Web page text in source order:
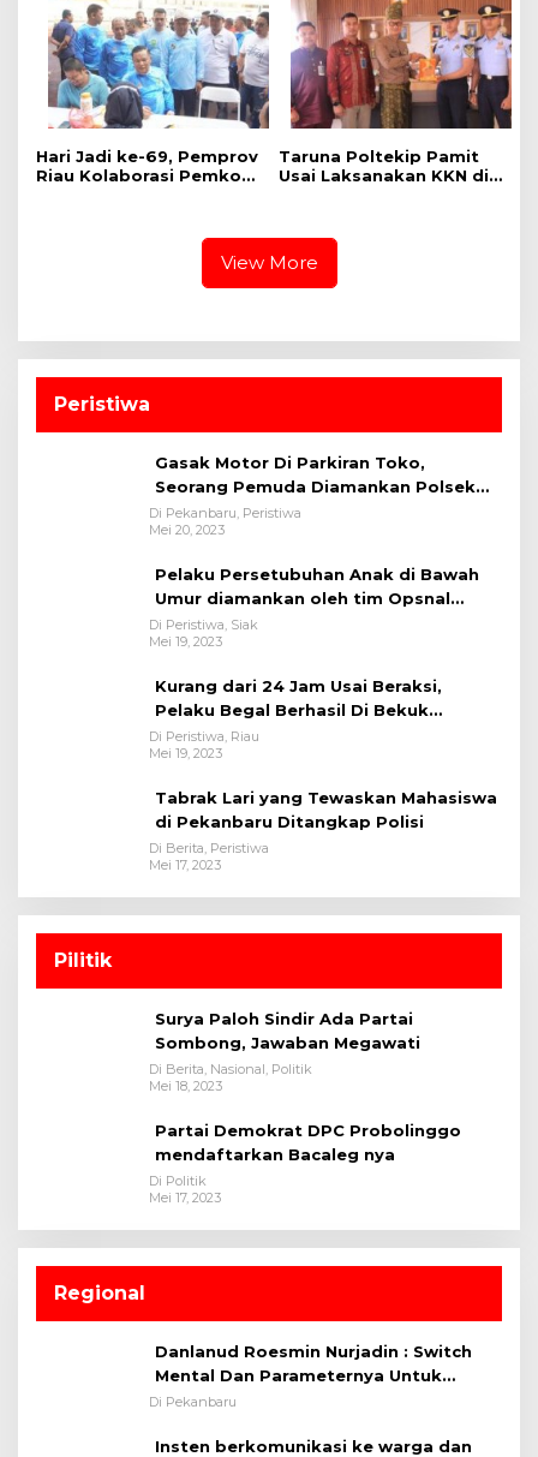
898/Pancalang Cakti
‎Hari Jadi ke-69, Pemprov
Riau Kolaborasi Pemkot
Taruna Poltekip Pamit
Usai Laksanakan KKN di
View More
Peristiwa
Gasak Motor Di Parkiran Toko,
Seorang Pemuda Diamankan Polsek
Bukit Raya
Di Pekanbaru, Peristiwa
Mei 20, 2023
Pelaku Persetubuhan Anak di Bawah
Umur diamankan oleh tim Opsnal
Polsek Tualang-Polres Siak-Polda Riau
Di Peristiwa, Siak
Mei 19, 2023
Kurang dari 24 Jam Usai Beraksi,
Pelaku Begal Berhasil Di Bekuk
Satreskrim Polres Kuansing
Di Peristiwa, Riau
Mei 19, 2023
Tabrak Lari yang Tewaskan Mahasiswa
di Pekanbaru Ditangkap Polisi
Di Berita, Peristiwa
Mei 17, 2023
Pilitik
Surya Paloh Sindir Ada Partai
Sombong, Jawaban Megawati
Di Berita, Nasional, Politik
Mei 18, 2023
Partai Demokrat DPC Probolinggo
mendaftarkan Bacaleg nya
Di Politik
Mei 17, 2023
Regional
Danlanud Roesmin Nurjadin : Switch
Mental Dan Parameternya Untuk
Melaksanakan ✈
Di Pekanbaru
Insten berkomunikasi ke warga dan